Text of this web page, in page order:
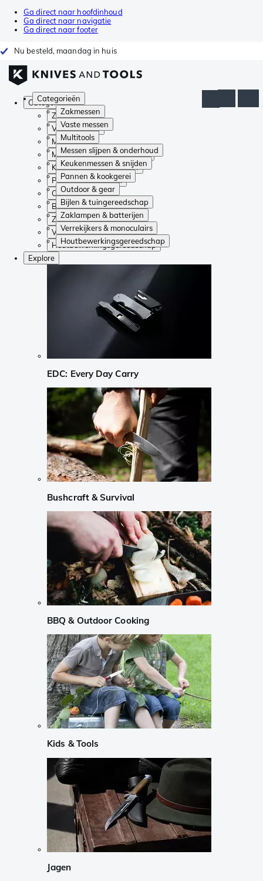
Ga direct naar hoofdinhoud
Ga direct naar navigatie
Ga direct naar footer
Nu besteld, maandag in huis
Categorieën
Zakmessen
Vaste messen
Multitools
Messen slijpen & onderhoud
Keukenmessen & snijden
Pannen & kookgerei
Outdoor & gear
Bijlen & tuingereedschap
Zaklampen & batterijen
Verrekijkers & monoculairs
Houtbewerkingsgereedschap
Categorieën
Zakmessen
Vaste messen
Multitools
Messen slijpen & onderhoud
Keukenmessen & snijden
Pannen & kookgerei
Outdoor & gear
Bijlen & tuingereedschap
Zaklampen & batterijen
Verrekijkers & monoculairs
Houtbewerkingsgereedschap
Explore
EDC: Every Day Carry
Bushcraft & Survival
BBQ & Outdoor Cooking
Kids & Tools
Jagen